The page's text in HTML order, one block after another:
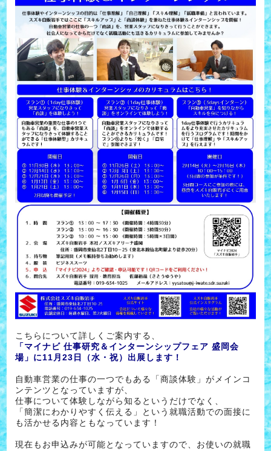
こちらについて詳しくご案内する、
「マイナビ 仕事研究＆インターンシップフェア 盛岡会
場」に11月23日（水・祝）出展します！
自動車営業の仕事の一つでもある「商談体験」がメインコ
ンテンツとなっていますが、
仕事について体験しながら知るというだけでなく、
「簡潔にわかりやすく伝える」という就職活動での面接に
も活かせる内容ともなっています！
現在もお申込みが可能となっていますので、お使いの就職